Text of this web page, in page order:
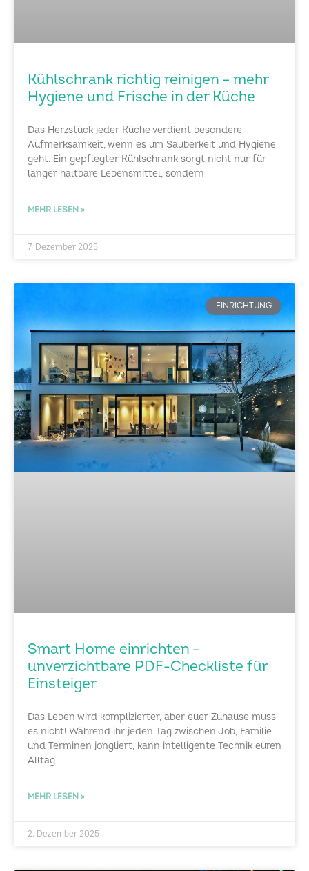
Kühlschrank richtig reinigen – mehr
Hygiene und Frische in der Küche
Das Herzstück jeder Küche verdient besondere
Aufmerksamkeit, wenn es um Sauberkeit und Hygiene
geht. Ein gepflegter Kühlschrank sorgt nicht nur für
länger haltbare Lebensmittel, sondern
MEHR LESEN »
7. Dezember 2025
EINRICHTUNG
Smart Home einrichten –
unverzichtbare PDF-Checkliste für
Einsteiger
Das Leben wird komplizierter, aber euer Zuhause muss
es nicht! Während ihr jeden Tag zwischen Job, Familie
und Terminen jongliert, kann intelligente Technik euren
Alltag
MEHR LESEN »
2. Dezember 2025